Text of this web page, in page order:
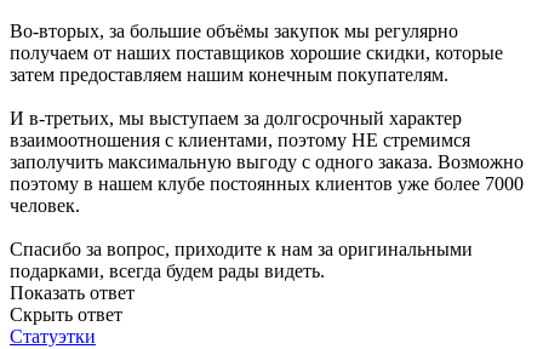
Во-вторых, за большие объёмы закупок мы регулярно
получаем от наших поставщиков хорошие скидки, которые
затем предоставляем нашим конечным покупателям.
И в-третьих, мы выступаем за долгосрочный характер
взаимоотношения с клиентами, поэтому НЕ стремимся
заполучить максимальную выгоду с одного заказа. Возможно
поэтому в нашем клубе постоянных клиентов уже более 7000
человек.
Спасибо за вопрос, приходите к нам за оригинальными
подарками, всегда будем рады видеть.
Показать ответ
Скрыть ответ
Статуэтки